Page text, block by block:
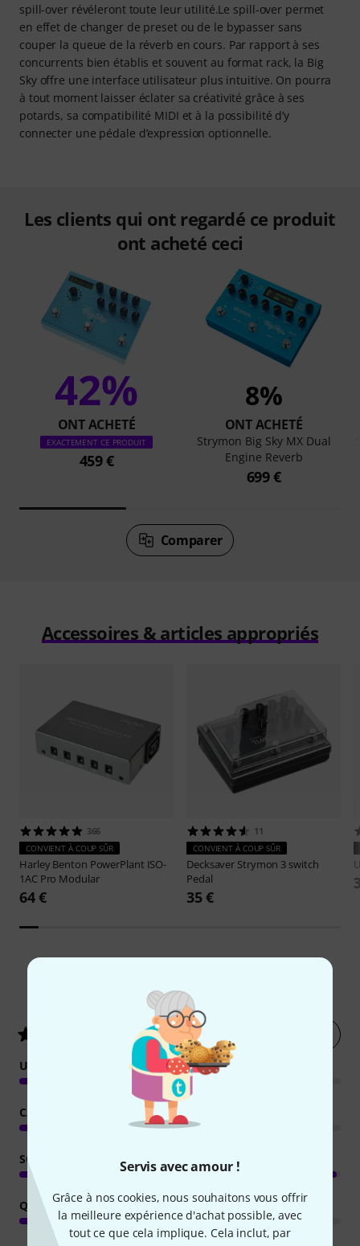
Servis avec amour !
Grâce à nos cookies, nous souhaitons vous offrir
la meilleure expérience d'achat possible, avec
tout ce que cela implique. Cela inclut, par
spill-over révéleront toute leur utilité.Le spill-over permet
en effet de changer de preset ou de le bypasser sans
couper la queue de la réverb en cours. Par rapport à ses
concurrents bien établis et souvent au format rack, la Big
Sky offre une interface utilisateur plus intuitive. On pourra
à tout moment laisser éclater sa créativité grâce à ses
potards, sa compatibilité MIDI et à la possibilité d’y
connecter une pédale d’expression optionnelle.
Les clients qui ont regardé ce produit
ont acheté ceci
42%
ONT ACHETÉ
EXACTEMENT CE PRODUIT
459 €
8%
ONT ACHETÉ
Strymon Big Sky MX Dual
Engine Reverb
699 €
Comparer
Accessoires & articles appropriés
366
CONVIENT À COUP SÛR
Harley Benton PowerPlant ISO-
1AC Pro Modular
64 €
11
CONVIENT À COUP SÛR
Decksaver Strymon 3 switch
Pedal
35 €
Évaluations des clients
4.9/ 5
UTILISATION
CARACTÉRISTIQUES
SON
QUALITÉ DE FABRICATION